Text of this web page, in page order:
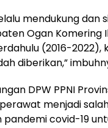
mendukung dan
Ogan Komering
(2016-
diberikan,”
DPW PPNI
perawat menjadi
covid-19